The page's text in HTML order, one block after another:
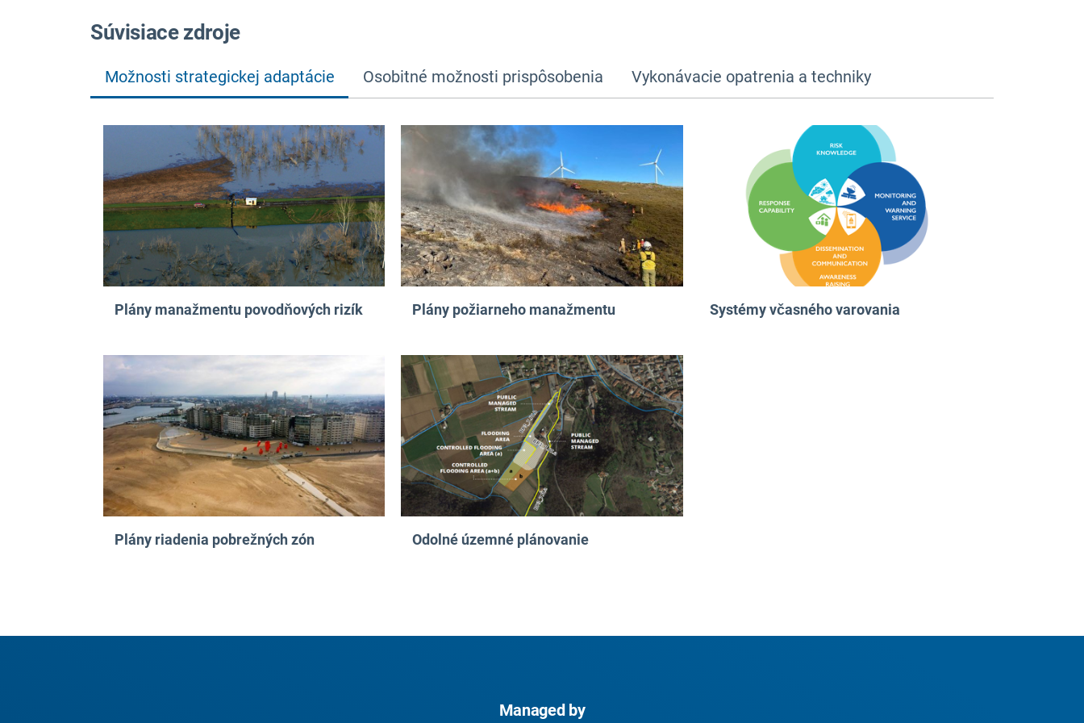
Súvisiace zdroje
Možnosti strategickej adaptácie Osobitné možnosti prispôsobenia Vykonávacie opatrenia a techniky
Plány manažmentu povodňových rizík Plány požiarneho manažmentu Systémy včasného varovania
Plány riadenia pobrežných zón Odolné územné plánovanie
Managed by